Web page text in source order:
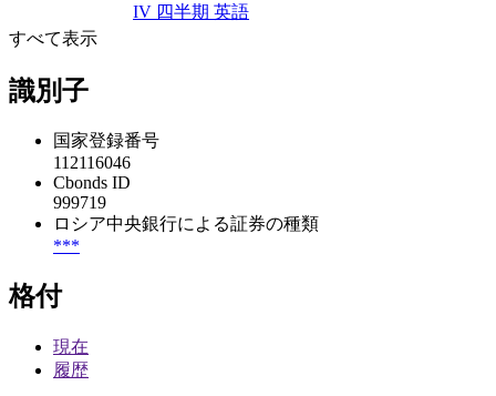
IV 四半期 英語
すべて表示
識別子
国家登録番号
112116046
Cbonds ID
999719
ロシア中央銀行による証券の種類
***
格付
現在
履歴